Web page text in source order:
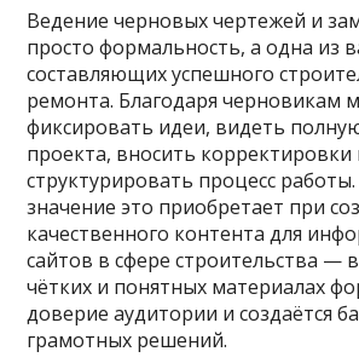
Ведение черновых чертежей и
просто формальность, а одна из
составляющих успешного
ремонта. Благодаря черновикам
фиксировать идеи, видеть
проекта, вносить корректировки
структурировать процесс
значение это приобретает при
качественного контента для
сайтов в сфере строительства —
чётких и понятных материалах
доверие аудитории и создаётся
грамотных решений.